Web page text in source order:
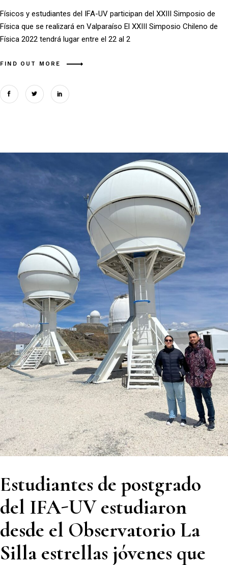
Físicos y estudiantes del IFA-UV participan del XXIII Simposio de
Física que se realizará en Valparaíso El XXIII Simposio Chileno de
Física 2022 tendrá lugar entre el 22 al 2
FIND OUT MORE
Estudiantes de postgrado
del IFA-UV estudiaron
desde el Observatorio La
Silla estrellas jóvenes que